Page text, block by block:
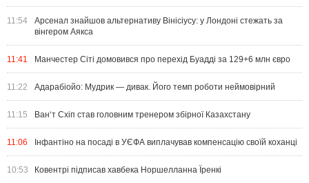
11:54
Арсенал знайшов альтернативу Вінісіусу: у Лондоні стежать за
вінгером Аякса
11:41 Манчестер Сіті домовився про перехід Буадді за 129+6 млн євро
11:22 Адарабіойо: Мудрик — дивак. Його темп роботи неймовірний
11:15 Ван‘т Схіп став головним тренером збірної Казахстану
11:06 Інфантіно на посаді в УЄФА виплачував компенсацію своїй коханці
10:53 Ковентрі підписав хавбека Норшелланна Їренкі